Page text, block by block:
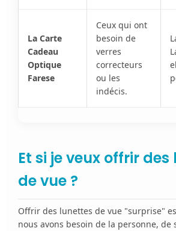
La Carte
Cadeau
Optique
Farese
Ceux qui ont
besoin de
verres
correcteurs
ou les
indécis.
Et si je veux offrir
de vue ?
Offrir des lunettes de vue "surprise"
nous avons besoin de la personne, de